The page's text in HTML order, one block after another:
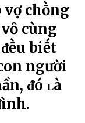
vợ chṑng
cùng
biḗt
người
ᵭó ʟà